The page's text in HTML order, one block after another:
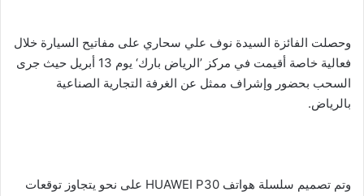
وحصلت الفائزة السيدة نوف علي سحاري على مفاتيح السيارة خلال
فعالية خاصة أقيمت في مركز ’الرياض بارك‘ يوم 13 أبريل حيث جرى
السحب بحضور وإشراف ممثل عن الغرفة التجارية الصناعية
بالرياض.
وتم تصميم سلسلة هواتف HUAWEI P30 على نحو يتجاوز توقعات